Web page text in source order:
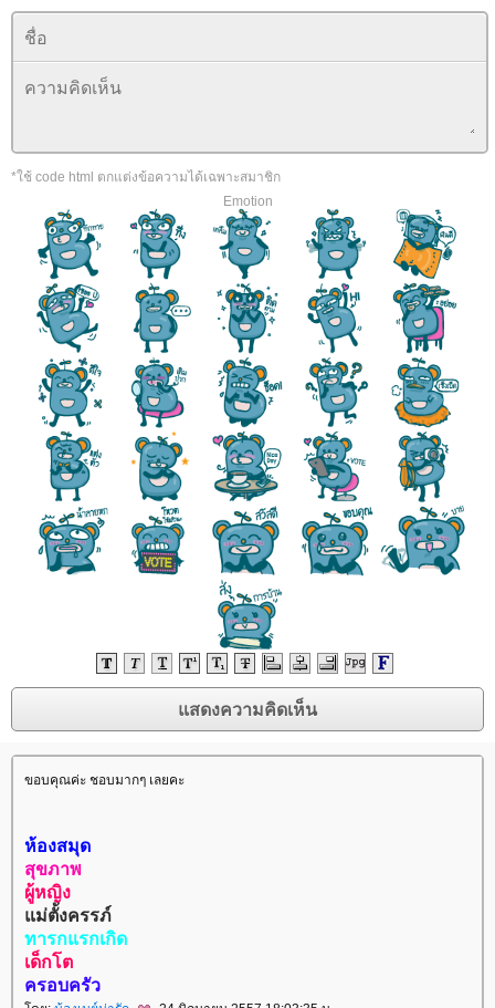
*ใช้ code html ตกแต่งข้อความได้เฉพาะสมาชิก
Emotion
ขอบคุณค่ะ ชอบมากๆ เลยคะ
ห้องสมุด
สุขภาพ
ผู้หญิง
ม่ตั้งครรภ์
ทารกแรกเกิด
เด็กโต
ครอบครัว